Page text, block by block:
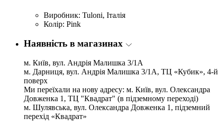
Виробник: Tuloni, Італія
Колір: Pink
Наявність в магазинах
м. Київ, вул. Андрія Малишка 3/1А
м. Дарниця, вул. Андрія Малишка 3/1А, ТЦ «Кубик», 4-й
поверх
Ми переїхали на нову адресу: м. Київ, вул. Олександра
Довженка 1, ТЦ "Квадрат" (в підземному переході)
м. Шулявська, вул. Олександра Довженка 1, підземний
перехід «Квадрат»